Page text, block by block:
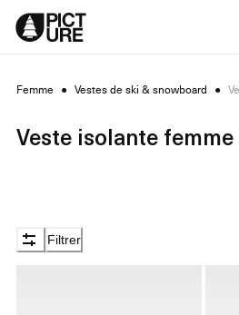
Skip
Content
Femme ● Vestes de ski & snowboard ●
Veste isolante femme
Filtrer